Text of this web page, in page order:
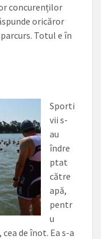
concurenților
oricăror
Totul e în
Sporti
vii s-
au
îndre
ptat
către
apă,
pentr
u
de înot. Ea s-a